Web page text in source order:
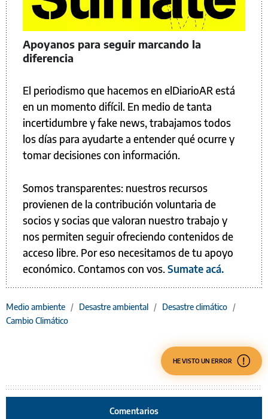
Apoyanos para seguir marcando la
diferencia
El periodismo que hacemos en elDiarioAR está
en un momento difícil. En medio de tanta
incertidumbre y fake news, trabajamos todos
los días para ayudarte a entender qué ocurre y
tomar decisiones con información.
Somos transparentes: nuestros recursos
provienen de la contribución voluntaria de
socios y socias que valoran nuestro trabajo y
nos permiten seguir ofreciendo contenidos de
acceso libre. Por eso necesitamos de tu apoyo
económico. Contamos con vos.Sumate acá.
Medio ambiente / Desastre ambiental / Desastre climático /
Cambio Climático
HE VISTO UN ERROR
Comentarios